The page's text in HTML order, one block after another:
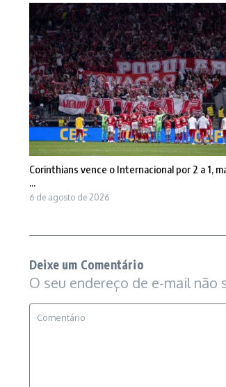
Corinthians vence o Internacional por 2 a 1,
...
6 de agosto de 2026
Deixe um Comentário
O seu endereço de e-mail não